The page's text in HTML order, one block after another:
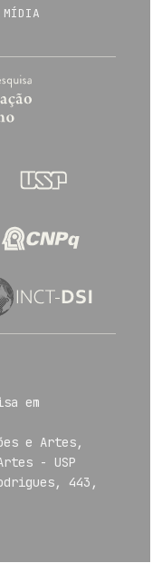
em
e Artes,
- USP
443,